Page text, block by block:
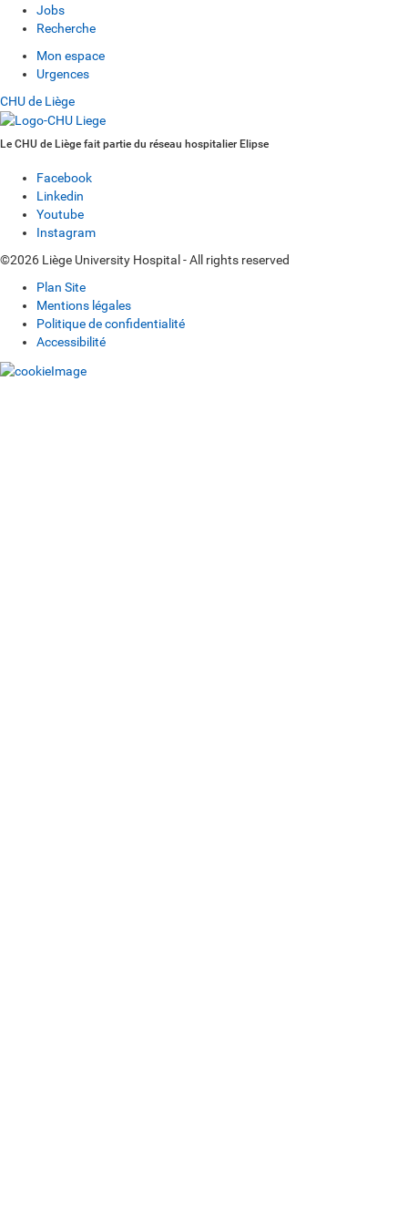
Jobs
Recherche
Mon espace
Urgences
CHU de Liège
Le CHU de Liège fait partie du réseau hospitalier Elipse
Facebook
Linkedin
Youtube
Instagram
©2026 Liège University Hospital - All rights reserved
Plan Site
Mentions légales
Politique de confidentialité
Accessibilité